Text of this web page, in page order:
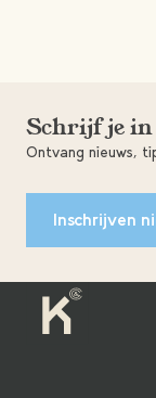
Schrijf je in
Ontvang nieuws,
Inschrijven